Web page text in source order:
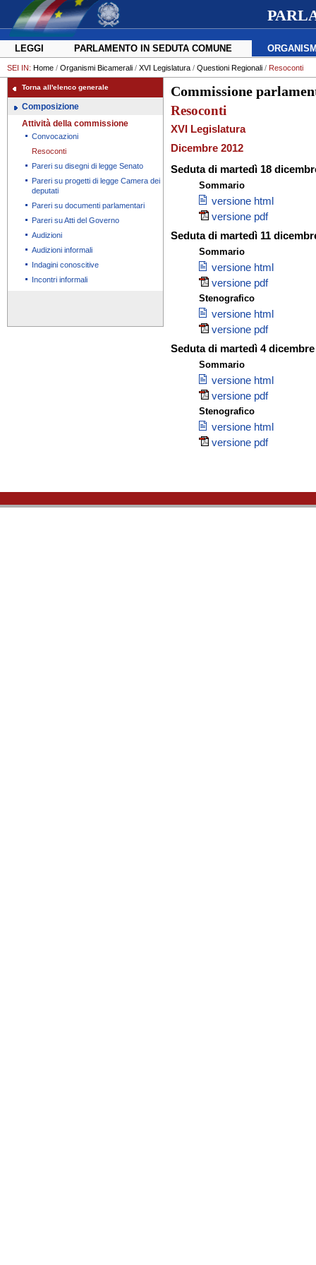
LEGGI PARLAMENTO IN SEDUTA COMUNE
SEI IN: Home / Organismi Bicamerali / XVI Legislatura / Questioni Regionali / Resoconti
Torna all'elenco generale
Composizione
Attività della commissione
Convocazioni
Resoconti
Pareri su disegni di legge Senato
Pareri su progetti di legge Camera dei
deputati
Pareri su documenti parlamentari
Pareri su Atti del Governo
Audizioni
Audizioni informali
Indagini conoscitive
Incontri informali
Commissione
Resoconti
XVI Legislatura
Dicembre 2012
Seduta di martedì 18
Sommario
versione html
versione pdf
Seduta di martedì 11
Sommario
versione html
versione pdf
Stenografico
versione html
versione pdf
Seduta di martedì 4 dicembre
Sommario
versione html
versione pdf
Stenografico
versione html
versione pdf